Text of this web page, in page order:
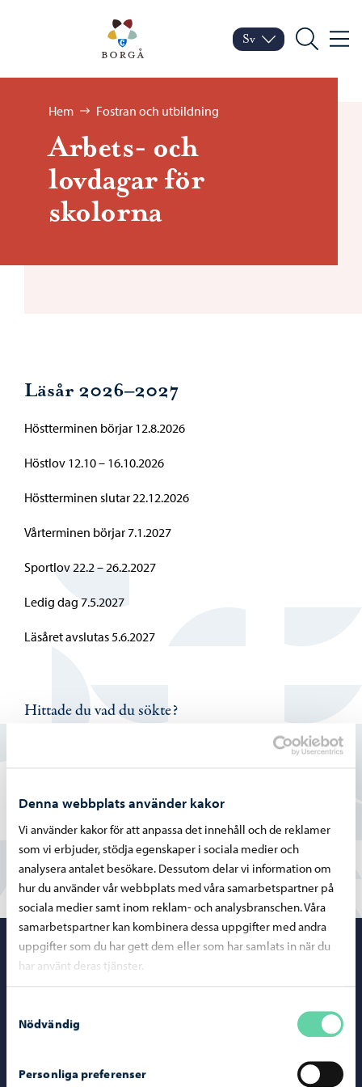
Denna webbplats använder kakor
Vi använder kakor för att anpassa det innehåll och de reklamer
som vi erbjuder, stödja egenskaper i sociala medier och
analysera antalet besökare. Dessutom delar vi information om
hur du använder vår webbplats med våra samarbetspartner på
sociala medier samt inom reklam- och analysbranschen. Våra
samarbetspartner kan kombinera dessa uppgifter med andra
uppgifter som du har gett dem eller som har samlats in när du
har använt deras tjänster.
Nödvändig
Personliga preferenser
Porvoo – Gå till
Byt språk
Nuvarande språk:
Sv
Sök Meny
Bläddra:
Hem Fostran och utbildning
Arbets- och
lovdagar för
skolorna
Läsår 2026–2027
Höstterminen börjar 12.8.2026
Höstlov 12.10 – 16.10.2026
Höstterminen slutar 22.12.2026
Vårterminen börjar 7.1.2027
Sportlov 22.2 – 26.2.2027
Ledig dag 7.5.2027
Läsåret avslutas 5.6.2027
Hittade du vad du sökte?
Nej
Porvoo – Gå
Borgåinfo